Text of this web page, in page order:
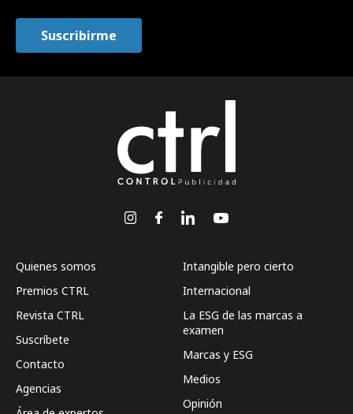
Quienes somos
Premios CTRL
Revista CTRL
Suscríbete
Contacto
Agencias
Intangible pero cierto
Internacional
La ESG de las marcas a
examen
Marcas y ESG
Medios
Opinión